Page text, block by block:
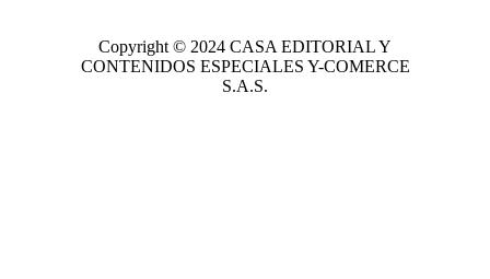
Copyright © 2024 CASA EDITORIALY
CONTENIDOS ESPECIALES Y-COMERCE
S.A.S.